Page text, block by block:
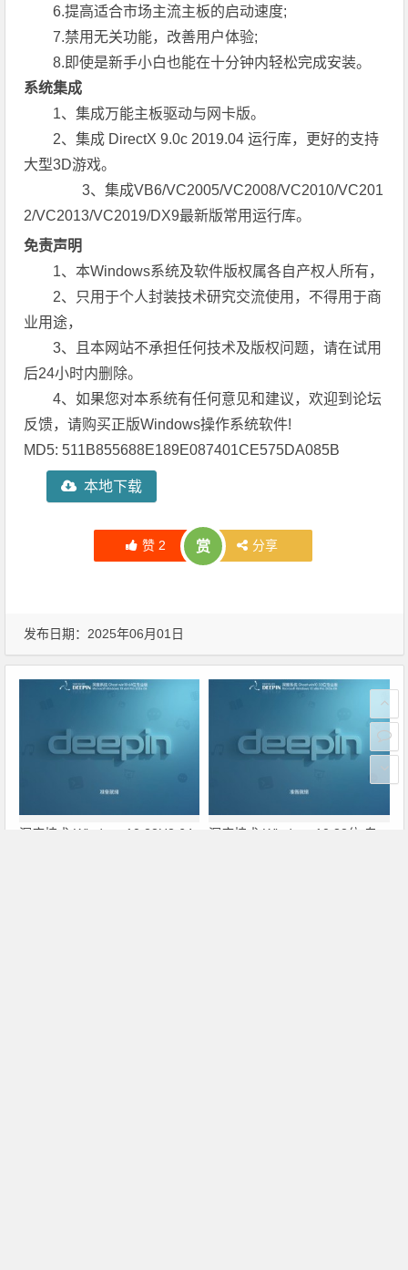
6.提高适合市场主流主板的启动速度;
7.禁用无关功能，改善用户体验;
8.即使是新手小白也能在十分钟内轻松完成安装。
系统集成
1、集成万能主板驱动与网卡版。
2、集成 DirectX 9.0c 2019.04 运行库，更好的支持
大型3D游戏。
3、集成VB6/VC2005/VC2008/VC2010/VC201
2/VC2013/VC2019/DX9最新版常用运行库。
免责声明
1、本Windows系统及软件版权属各自产权人所有，
2、只用于个人封装技术研究交流使用，不得用于商
业用途，
3、且本网站不承担任何技术及版权问题，请在试用
后24小时内删除。
4、如果您对本系统有任何意见和建议，欢迎到论坛
反馈，请购买正版Windows操作系统软件!
MD5: 511B855688E189E087401CE575DA085B
本地下载
赞2 赏 分享
发布日期：2025年06月01日
深度技术 Windows10 22H2 64
深度技术 Windows10 32位 专